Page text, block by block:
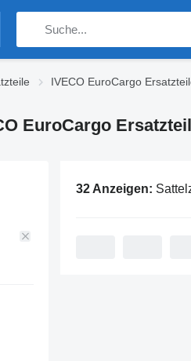
IVECO EuroCargo
EuroCargo
32 Anzeigen: